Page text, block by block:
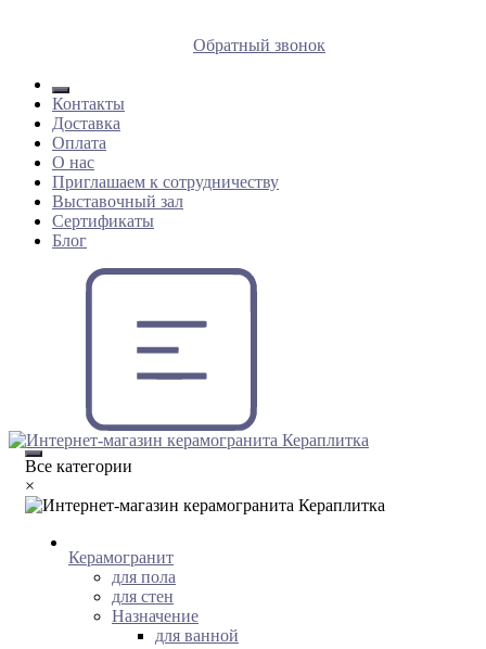
Обратный звонок
Контакты
Доставка
Оплата
О нас
Приглашаем к сотрудничеству
Выставочный зал
Сертификаты
Блог
Все категории
×
Керамогранит
для пола
для стен
Назначение
для ванной